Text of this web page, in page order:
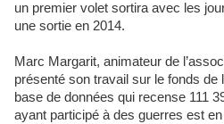
un premier volet sortira avec les
une sortie en 2014.
Marc Margarit, animateur de
présenté son travail sur le fonds
base de données qui recense 111
ayant participé à des guerres est